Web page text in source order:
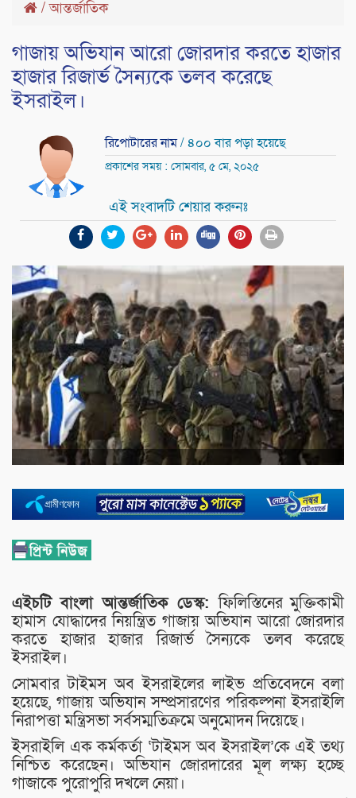
/আন্তর্জাতিক
গাজায় অভিযান আরো জোরদার করতে হাজার
হাজার রিজার্ভ সৈন্যকে তলব করেছে
ইসরাইল।
রিপোটারের নাম/ ৪০০ বার পড়া হয়েছে
প্রকাশের সময় : সোমবার, ৫ মে, ২০২৫
এই সংবাদটি শেয়ার করুনঃ
এইচটিবাংলাআন্তর্জাতিকডেস্ক:ফিলিস্তিনের মুক্তিকামী
হামাস যোদ্ধাদের নিয়ন্ত্রিত গাজায় অভিযান আরো জোরদার
করতে হাজার হাজার রিজার্ভ সৈন্যকে তলব করেছে
ইসরাইল।
সোমবার টাইমস অব ইসরাইলের লাইভ প্রতিবেদনে বলা
হয়েছে, গাজায় অভিযান সম্প্রসারণের পরিকল্পনা ইসরাইলি
নিরাপত্তা মন্ত্রিসভা সর্বসম্মতিক্রমে অনুমোদন দিয়েছে।
ইসরাইলি এক কর্মকর্তা ‘টাইমস অব ইসরাইল’কে এই তথ্য
নিশ্চিত করেছেন। অভিযান জোরদারের মূল লক্ষ্য হচ্ছে
গাজাকে পুরোপুরি দখলে নেয়া।